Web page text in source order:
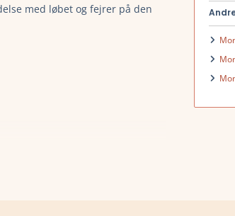
med løbet og fejrer på den